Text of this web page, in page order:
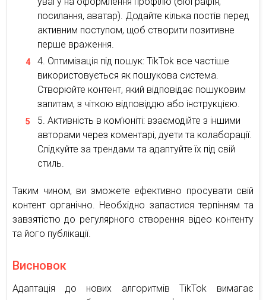
посилання, аватар). Додайте кілька постів перед
активним поступом, щоб створити позитивне
перше враження.
Оптимізація під пошук: TikTok все частіше
використовується як пошукова система.
Створюйте контент, який відповідає пошуковим
запитам, з чіткою відповіддю або інструкцією.
Активність в ком’юніті: взаємодійте з іншими
авторами через коментарі, дуети та колаборації.
Слідкуйте за трендами та адаптуйте їх під свій
стиль.
Таким чином, ви зможете ефективно просувати свій
контент органічно. Необхідно запастися терпінням та
завзятістю до регулярного створення відео контенту
та його публікації.
Висновок
Адаптація до нових алгоритмів TikTok вимагає